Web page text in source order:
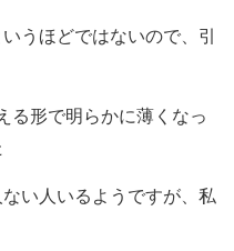
うほどではないので、引
る形で明らかに薄くなっ
い人いるようですが、私